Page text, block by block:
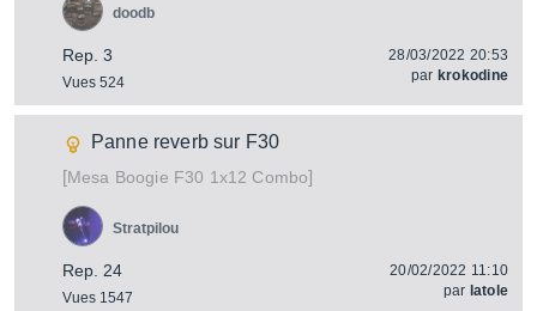
Rep. 3
Vues 524
doodb
28/03/2022 20:53
par krokodine
Panne reverb sur F30
[Mesa Boogie F30 1x12 Combo]
Rep. 24
Vues 1547
Stratpilou
20/02/2022 11:10
par latole